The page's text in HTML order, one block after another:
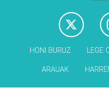
HONI BURUZ LEGE
ARAUAK